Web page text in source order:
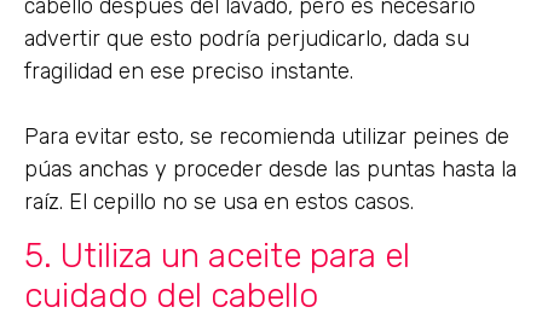
cabello después del lavado, pero es necesario
advertir que esto podría perjudicarlo, dada su
fragilidad en ese preciso instante.
Para evitar esto, se recomienda utilizar peines de
púas anchas y proceder desde las puntas hasta la
raíz. El cepillo no se usa en estos casos.
5. Utiliza un aceite para el
cuidado del cabello